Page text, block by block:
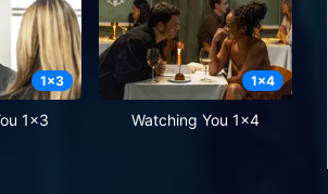
1x3
1x3
1x4
Watching You 1x4